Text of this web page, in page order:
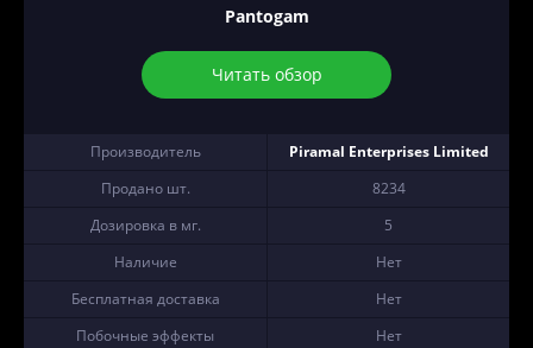
Pantogam
Читать обзор
Производитель
Piramal Enterprises Limited
Продано шт.
8234
Дозировка в мг.
5
Наличие
Нет
Бесплатная доставка
Нет
Побочные эффекты
Нет